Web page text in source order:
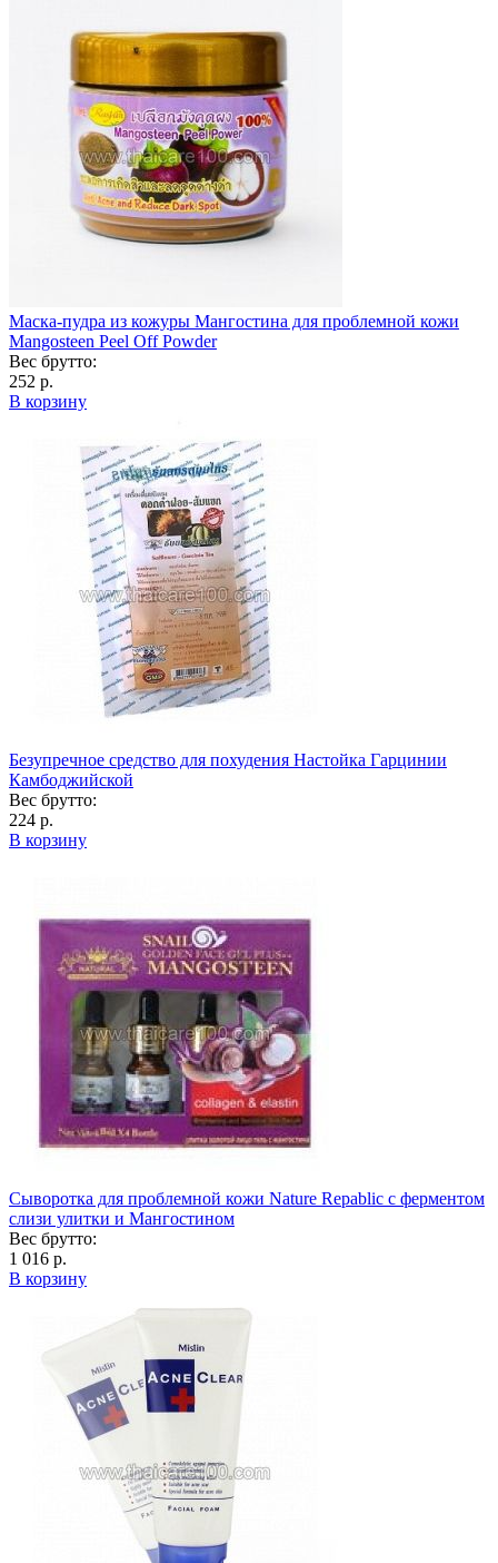
Маска-пудра из кожуры Мангостина для проблемной кожи
Mangosteen Peel Off Powder
Вес брутто:
252 р.
В корзину
Безупречное средство для похудения Настойка Гарцинии
Камбоджийской
Вес брутто:
224 р.
В корзину
Сыворотка для проблемной кожи Naturе Repablic с ферментом
слизи улитки и Мангостином
Вес брутто:
1 016 р.
В корзину